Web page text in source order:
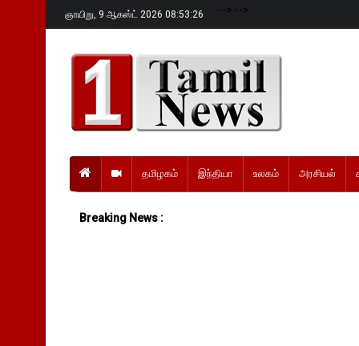
ஞாயிறு, 9 ஆகஸ்ட் 2026 08:53:27 --> -->
தமிழகம் இந்தியா உலகம் அரசியல்
Breaking News :